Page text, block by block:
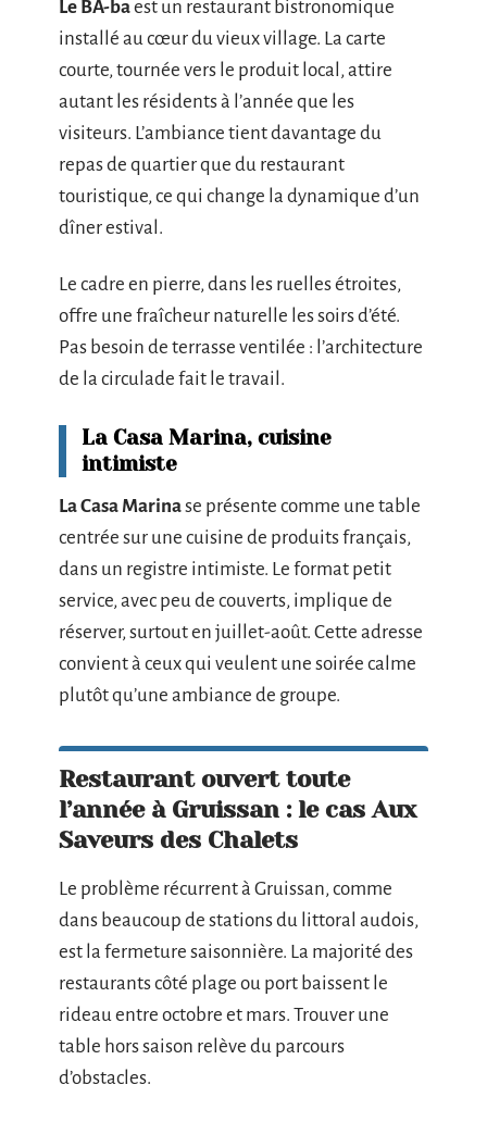
Le BA-baest un restaurant bistronomique
installé au cœur du vieux village. La carte
courte, tournée vers le produit local, attire
autant les résidents à l’année que les
visiteurs. L’ambiance tient davantage du
repas de quartier que du restaurant
touristique, ce qui change la dynamique d’un
dîner estival.
Le cadre en pierre, dans les ruelles étroites,
offre une fraîcheur naturelle les soirs d’été.
Pas besoin de terrasse ventilée : l’architecture
de la circulade fait le travail.
La Casa Marina, cuisine
intimiste
La Casa Marinase présente comme une table
centrée sur une cuisine de produits français,
dans un registre intimiste. Le format petit
service, avec peu de couverts, implique de
réserver, surtout en juillet-août. Cette adresse
convient à ceux qui veulent une soirée calme
plutôt qu’une ambiance de groupe.
Restaurant ouvert toute
l’année à Gruissan : le cas Aux
Saveurs des Chalets
Le problème récurrent à Gruissan, comme
dans beaucoup de stations du littoral audois,
est la fermeture saisonnière. La majorité des
restaurants côté plage ou port baissent le
rideau entre octobre et mars. Trouver une
table hors saison relève du parcours
d’obstacles.